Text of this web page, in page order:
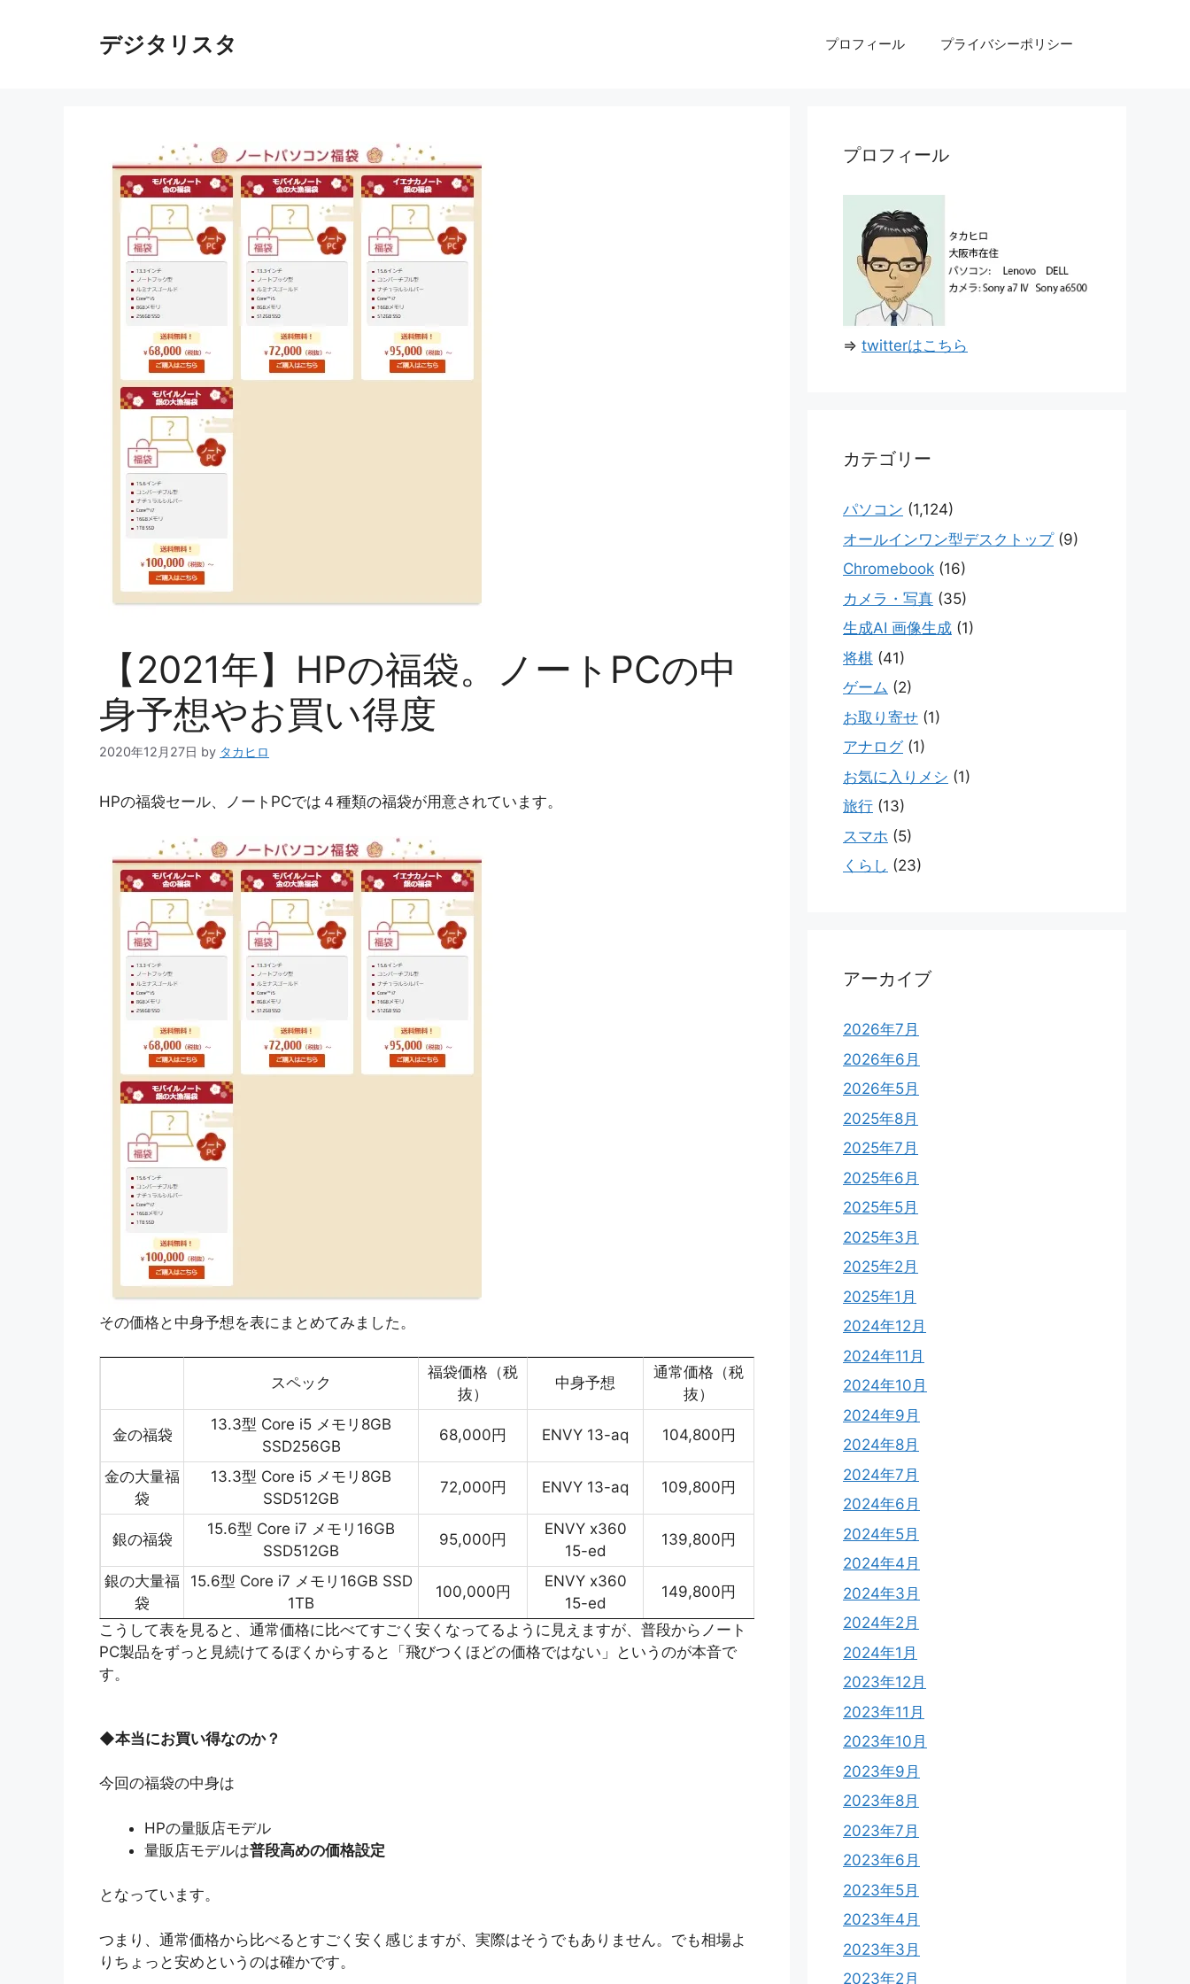
デジタリスタ プロフィール プライバシーポリシー
【2021年】HPの福袋。ノートPCの中
身予想やお買い得度
2020年12月27日 by タカヒロ
HPの福袋セール、ノートPCでは４種類の福袋が用意されています。
その価格と中身予想を表にまとめてみました。
スペック
福袋価格（税
抜）
中身予想
通常価格（税
抜）
金の福袋
13.3型 Core i5 メモリ8GB
SSD256GB
68,000円 ENVY 13-aq 104,800円
金の大量福
袋
13.3型 Core i5 メモリ8GB
SSD512GB
72,000円 ENVY 13-aq 109,800円
銀の福袋
15.6型 Core i7 メモリ16GB
SSD512GB
95,000円
ENVY x360
15-ed
139,800円
銀の大量福
袋
15.6型 Core i7 メモリ16GB SSD
1TB
100,000円
ENVY x360
15-ed
149,800円
こうして表を見ると、通常価格に比べてすごく安くなってるように見えますが、普段からノート
PC製品をずっと見続けてるぼくからすると「飛びつくほどの価格ではない」というのが本音で
す。
◆本当にお買い得なのか？
今回の福袋の中身は
HPの量販店モデル
量販店モデルは普段高めの価格設定
となっています。
つまり、通常価格から比べるとすごく安く感じますが、実際はそうでもありません。でも相場よ
りちょっと安めというのは確かです。
プロフィール
⇒ twitterはこちら
カテゴリー
パソコン (1,124)
オールインワン型デスクトップ(9)
Chromebook (16)
カメラ・写真 (35)
生成AI 画像生成 (1)
将棋 (41)
ゲーム (2)
お取り寄せ (1)
アナログ(1)
お気に入りメシ (1)
旅行 (13)
スマホ (5)
くらし (23)
アーカイブ
2026年7月
2026年6月
2026年5月
2025年8月
2025年7月
2025年6月
2025年5月
2025年3月
2025年2月
2025年1月
2024年12月
2024年11月
2024年10月
2024年9月
2024年8月
2024年7月
2024年6月
2024年5月
2024年4月
2024年3月
2024年2月
2024年1月
2023年12月
2023年11月
2023年10月
2023年9月
2023年8月
2023年7月
2023年6月
2023年5月
2023年4月
2023年3月
2023年2月